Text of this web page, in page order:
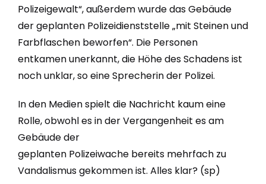
Polizeigewalt“, außerdem wurde das Gebäude
der geplanten Polizeidienststelle „mit Steinen und
Farbflaschen beworfen“. Die Personen
entkamen unerkannt, die Höhe des Schadens ist
noch unklar, so eine Sprecherin der Polizei.
In den Medien spielt die Nachricht kaum eine
Rolle, obwohl es in der Vergangenheit es am
Gebäude der
geplanten Polizeiwache bereits mehrfach zu
Vandalismus gekommen ist. Alles klar? (sp)